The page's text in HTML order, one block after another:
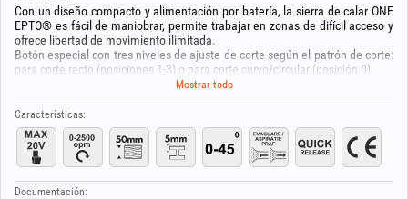
Con un diseño compacto y alimentación por batería, la sierra de calar ONE
EPTO® es fácil de maniobrar, permite trabajar en zonas de difícil acceso y
ofrece libertad de movimiento ilimitada.
Botón especial con tres niveles de ajuste de corte según el patrón de corte:
para corte recto (posiciones 1-3) o para corte curvo/circular (posición 0)
Posibilidad de ajuste para corte a 45 °
Equipada con sistema rápido de cambio de hojas.
Carcasa de diseño ergonómico y resistente, de poliamida reforzada con
fibra de vidrio y recubrimiento soft grip.
Protección electrónica contra descarga por debajo del nivel mínimo,
sobrecarga y sobrecalentamiento.
Sistema independiente de aspiración de polvo.
Mostrar todo
Características:
Documentación: